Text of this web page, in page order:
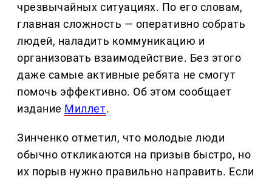
чрезвычайных ситуациях. По его словам,
главная сложность — оперативно собрать
людей, наладить коммуникацию и
организовать взаимодействие. Без этого
даже самые активные ребята не смогут
помочь эффективно. Об этом сообщает
издание Миллет.
Зинченко отметил, что молодые люди
обычно откликаются на призыв быстро, но
их порыв нужно правильно направить. Если